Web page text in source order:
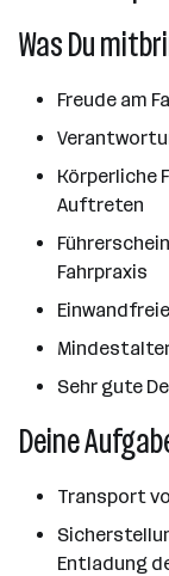
Was Du
Freude am
Körperliche
Auftreten
Fahrpraxis
Sehr gute
Deine
Transport
Entladung